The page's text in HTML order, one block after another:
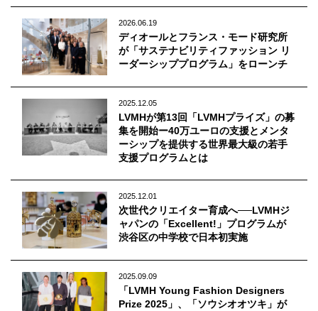
プライバシーポリシー
運営会社
2026.06.19
ディオールとフランス・モード研究所
が「サステナビリティファッション リ
ーダーシッププログラム」をローンチ
2025.12.05
LVMHが第13回「LVMHプライズ」の募
集を開始ー40万ユーロの支援とメンタ
ーシップを提供する世界最大級の若手
支援プログラムとは
2025.12.01
次世代クリエイター育成へ──LVMHジ
ャパンの「Excellent!」プログラムが
渋谷区の中学校で日本初実施
2025.09.09
「LVMH Young Fashion Designers
Prize 2025」、「ソウシオオツキ」が